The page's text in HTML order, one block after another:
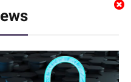
artículos, noticias
, seguridad
tienes que registrarte